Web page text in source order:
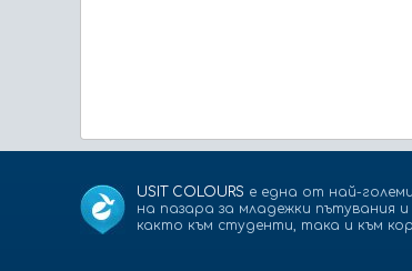
USIT COLOURS е една от най-
на пазара за младежки пътувания
както към студенти, така и към